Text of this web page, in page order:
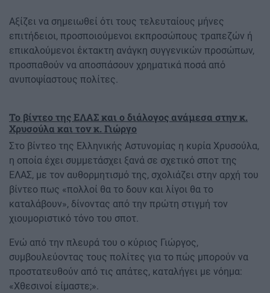
Αξίζει να σημειωθεί ότι τους τελευταίους μήνες
επιτήδειοι, προσποιούμενοι εκπροσώπους τραπεζών ή
επικαλούμενοι έκτακτη ανάγκη συγγενικών προσώπων,
προσπαθούν να αποσπάσουν χρηματικά ποσά από
ανυποψίαστους πολίτες.
Το βίντεο της ΕΛΑΣ και ο διάλογος ανάμεσα στην κ.
Χρυσούλα και τον κ. Γιώργο
Στο βίντεο της Ελληνικής Αστυνομίας η κυρία Χρυσούλα,
η οποία έχει συμμετάσχει ξανά σε σχετικό σποτ της
ΕΛΑΣ, με τον αυθορμητισμό της, σχολιάζει στην αρχή του
βίντεο πως «πολλοί θα το δουν και λίγοι θα το
καταλάβουν», δίνοντας από την πρώτη στιγμή τον
χιουμοριστικό τόνο του σποτ.
Ενώ από την πλευρά του ο κύριος Γιώργος,
συμβουλεύοντας τους πολίτες για το πώς μπορούν να
προστατευθούν από τις απάτες, καταλήγει με νόημα:
«Χθεσινοί είμαστε;».